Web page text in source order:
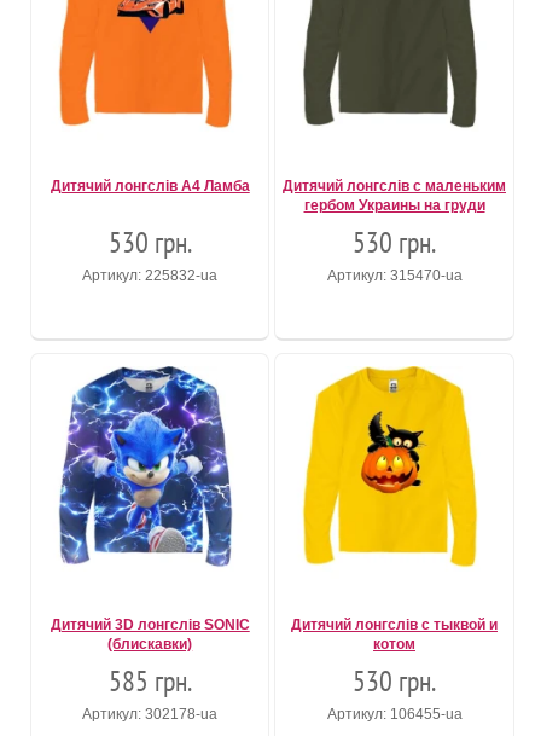
Дитячий лонгслів А4 Ламба
530 грн.
Артикул: 225832-ua
Дитячий лонгслів с маленьким
гербом Украины на груди
530 грн.
Артикул: 315470-ua
Дитячий 3D лонгслів SONIC
(блискавки)
585 грн.
Артикул: 302178-ua
Дитячий лонгслів с тыквой и
котом
530 грн.
Артикул: 106455-ua